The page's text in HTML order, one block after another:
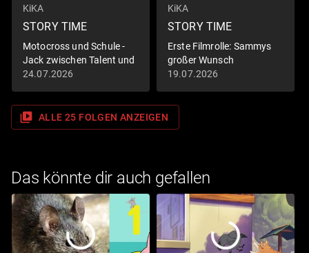
KiKA
STORY TIME
Motocross und Schule -
Jack zwischen Talent und
Lernschwäche
24.07.2026
KiKA
STORY TIME
Erste Filmrolle: Sammys
großer Wunsch
19.07.2026
video_library ALLE 25 FOLGEN ANZEIGEN
Das könnte dir auch gefallen